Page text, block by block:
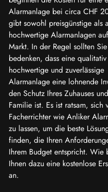
Alarmanlage bei circa CHF
gibt sowohl preisgünstige als
hochwertige Alarmanlagen
Markt. In der Regel sollten
bedenken, dass eine qualitativ
hochwertige und zuverlässige
Alarmanlage eine lohnende
den Schutz Ihres Zuhauses
Familie ist. Es ist ratsam, sich
Facherrichter wie Anliker
zu lassen, um die beste
finden, die Ihren
Ihrem Budget entspricht. Wie
Ihnen dazu eine kostenlose
an.